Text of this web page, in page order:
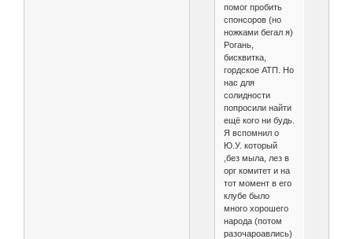
помог пробить
спонсоров (но
ножками бегал я)
Рогань,
бисквитка,
гордское АТП. Но
нас для
солидности
попросили найти
ещё кого ни будь.
Я вспомнил о
Ю.У. который
,без мыла, лез в
орг комитет и на
тот момент в его
клубе было
много хорошего
народа (потом
разочароавлись)